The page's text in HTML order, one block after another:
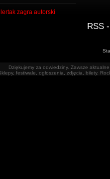
zagra autorski
RSS
Dziękujemy za odwiedziny. Zawsze
festiwale, ogłoszenia, zdjęcia, bilety.